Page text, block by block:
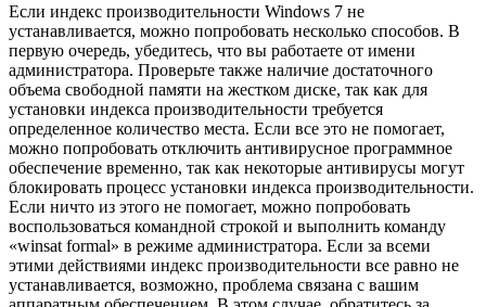
Если индекс производительности Windows 7 не
устанавливается, можно попробовать несколько способов. В
первую очередь, убедитесь, что вы работаете от имени
администратора. Проверьте также наличие достаточного
объема свободной памяти на жестком диске, так как для
установки индекса производительности требуется
определенное количество места. Если все это не помогает,
можно попробовать отключить антивирусное программное
обеспечение временно, так как некоторые антивирусы могут
блокировать процесс установки индекса производительности.
Если ничто из этого не помогает, можно попробовать
воспользоваться командной строкой и выполнить команду
«winsat formal» в режиме администратора. Если за всеми
этими действиями индекс производительности все равно не
устанавливается, возможно, проблема связана с вашим